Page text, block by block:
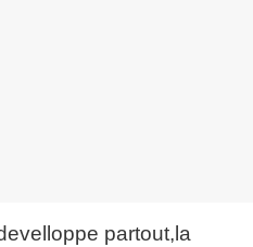
partout,la